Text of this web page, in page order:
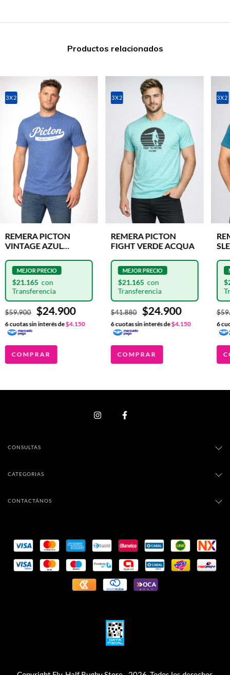
Productos relacionados
3X2
REMERA PICTON
VINTAGE AZUL
$59.900 $24.900
$21.165
6cuotas sin interés de$4.150
COMPRAR
3X2
REMERA PICTON
FIGHT VERDE ACQUA
$41.880 $24.900
$21.165
6cuotas sin interés de$4.150
COMPRAR
3X2
6
CONSULTAS
CATEGORIAS
CONTACTÁNOS